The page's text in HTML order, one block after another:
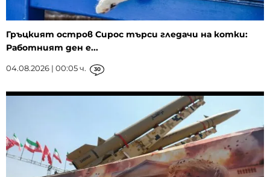
Гръцкият остров Сирос търси гледачи на котки:
Работният ден е...
04.08.2026 | 00:05 ч. 30